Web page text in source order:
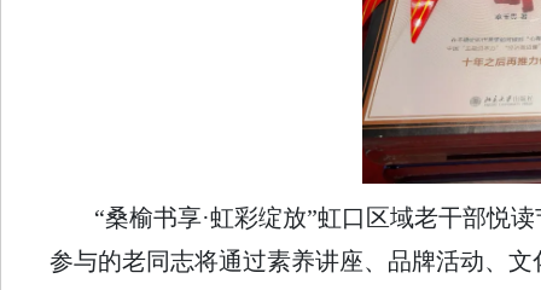
“桑榆书享·虹彩绽放”虹口区域老干部悦
参与的老同志将通过素养讲座、品牌活动、